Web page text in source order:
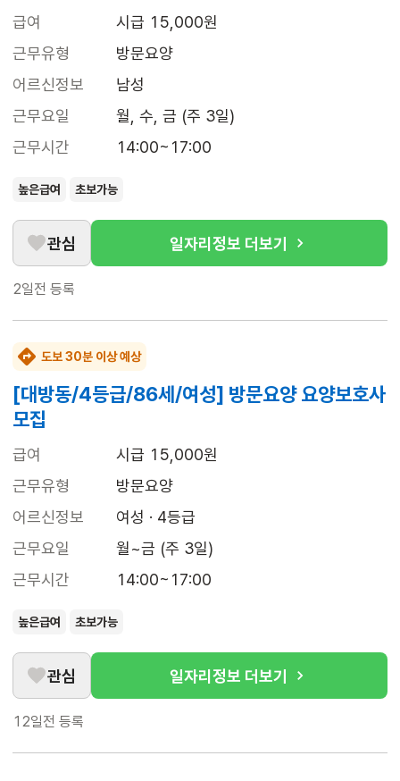
급여
시급 15,000원
근무유형
방문요양
어르신정보
남성
근무요일
월, 수, 금 (주 3일)
근무시간
14:00~17:00
높은급여 초보가능
관심 일자리정보 더보기
2일전 등록
도보 30분 이상 예상
[대방동/4등급/86세/여성] 방문요양 요양보호사
모집
급여
시급 15,000원
근무유형
방문요양
어르신정보
여성 · 4등급
근무요일
월~금 (주 3일)
근무시간
14:00~17:00
높은급여 초보가능
관심 일자리정보 더보기
12일전 등록